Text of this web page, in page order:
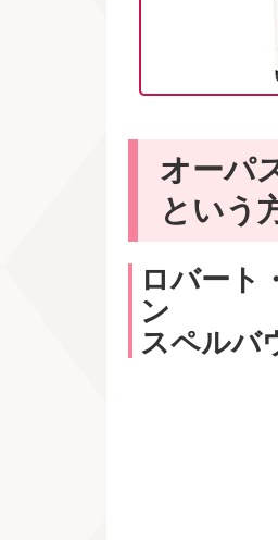
オーパ
という
ロバート
ン
スペルバ